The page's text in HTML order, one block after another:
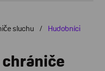
sluchu Hudobníci